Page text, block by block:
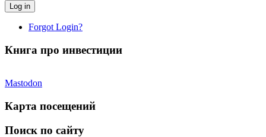
Log in
Forgot Login?
Книга про инвестиции
Mastodon
Карта посещений
Поиск по сайту